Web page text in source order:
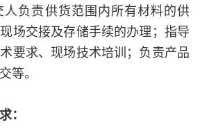
负责供货范围内所有材料的供
场交接及存储手续的办理；指导
要求、现场技术培训；负责产品
等。
：